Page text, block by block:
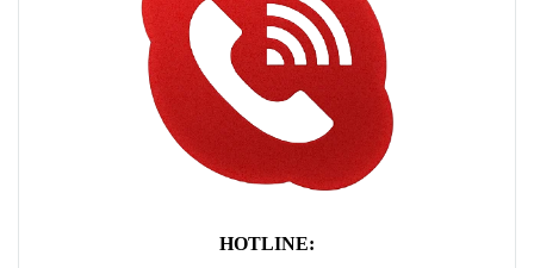
HOTLINE: